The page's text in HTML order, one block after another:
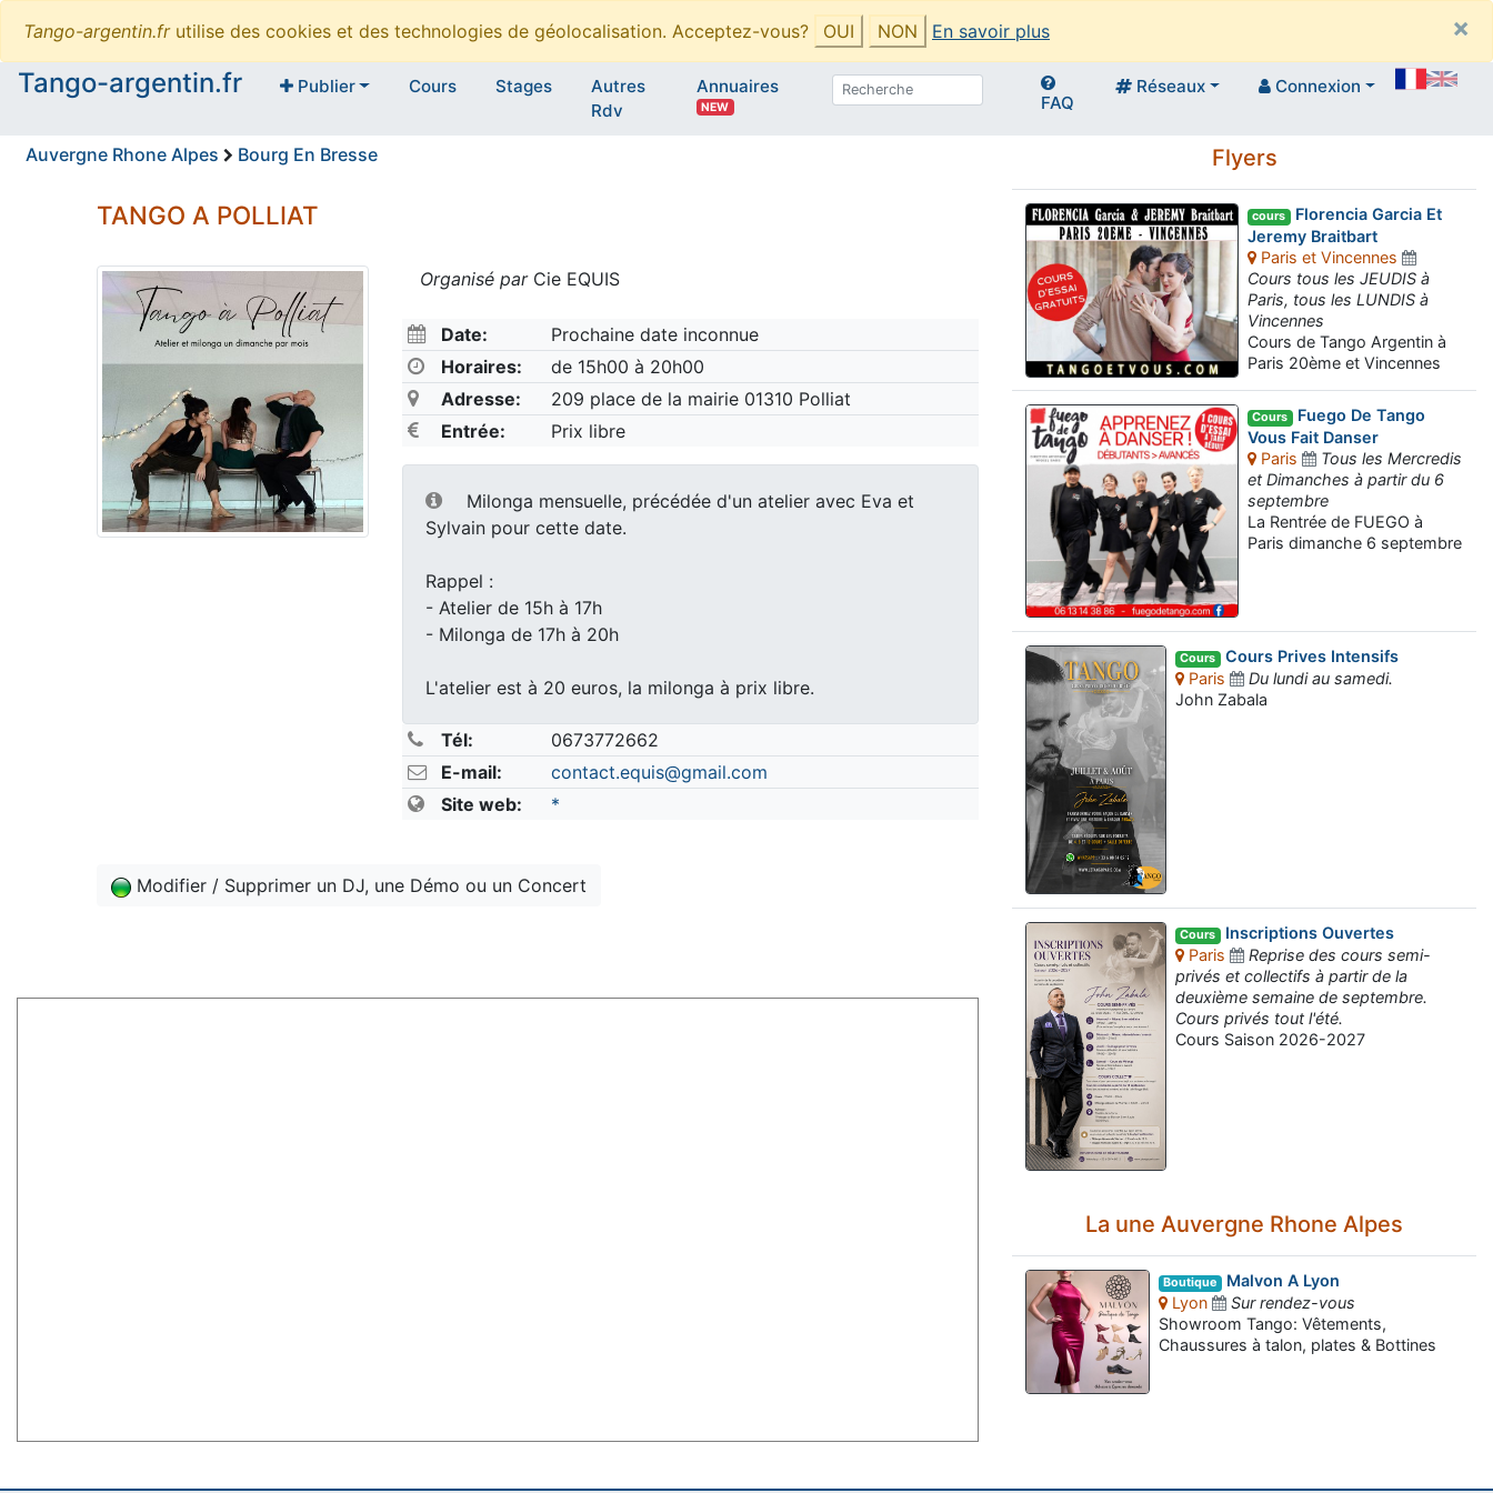
Tango-argentin.frutilise des cookies et des technologies de géolocalisation. Acceptez-vous? OUI NON En savoir plus
×
Tango-argentin.fr
Publier Cours Stages
Autres
Rdv
Annuaires
NEW FAQ
Réseaux Connexion
Auvergne Rhone Alpes Bourg En Bresse
TANGO A POLLIAT
Organisé parCie EQUIS
Date:
Prochaine date inconnue
Horaires:
de 15h00 à 20h00
Adresse:
209 place de la mairie 01310 Polliat
Entrée:
Prix libre
Milonga mensuelle, précédée d'un atelier avec Eva et
Sylvain pour cette date.
Rappel :
- Atelier de 15h à 17h
- Milonga de 17h à 20h
L'atelier est à 20 euros, la milonga à prix libre.
Tél:
0673772662
E-mail:
contact.equis@gmail.com
Site web:
*
Modifier / Supprimer un DJ, une Démo ou un Concert
Flyers
cours Florencia Garcia Et
Jeremy Braitbart
Paris et Vincennes
Cours tous les JEUDIS à
Paris, tous les LUNDIS à
Vincennes
Cours de Tango Argentin à
Paris 20ème et Vincennes
Cours Fuego De Tango
Vous Fait Danser
Paris
Tous les Mercredis
et Dimanches à partir du 6
septembre
La Rentrée de FUEGO à
Paris dimanche 6 septembre
Cours Cours Prives Intensifs
Paris
Du lundi au samedi.
John Zabala
Cours Inscriptions Ouvertes
Paris
Reprise des cours semi-
privés et collectifs à partir de la
deuxième semaine de septembre.
Cours privés tout l'été.
Cours Saison 2026-2027
La une Auvergne Rhone Alpes
Boutique Malvon A Lyon
Lyon
Sur rendez-vous
Showroom Tango: Vêtements,
Chaussures à talon, plates & Bottines
Assistant tango-argentin.fr